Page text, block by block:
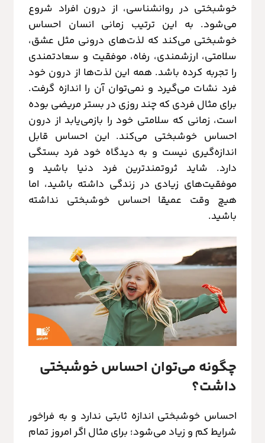
خوشبختی در روانشناسی، از درون افراد شروع
می‌شود. به این ترتیب زمانی انسان احساس
خوشبختی می‌‌کند که لذت‌های درونی مثل عشق،
سلامتی، ارزشمندی، رفاه، موفقیت و سعادتمندی
را تجربه کرده باشد. همه این لذت‌ها از درون خود
فرد نشات می‌گیرد و نمی‌توان آن را اندازه گرفت.
برای مثال فردی که چند روزی در بستر مریضی بوده
است، زمانی که سلامتی خود را بازمی‌یابد از درون
احساس خوشبختی می‌کند. این احساس قابل
اندازه‌گیری نیست و به دیدگاه خود فرد بستگی
دارد. شاید ثروتمندترین فرد دنیا باشید و
موفقیت‌های زیادی در زندگی داشته باشید، اما
هیچ وقت عمیقا احساس خوشبختی نداشته
باشید.
چگونه می‌توان احساس خوشبختی
داشت؟
احساس خوشبختی اندازه ثابتی ندارد و به فراخور
شرایط کم و زیاد می‌شود؛ برای مثال اگر امروز تمام